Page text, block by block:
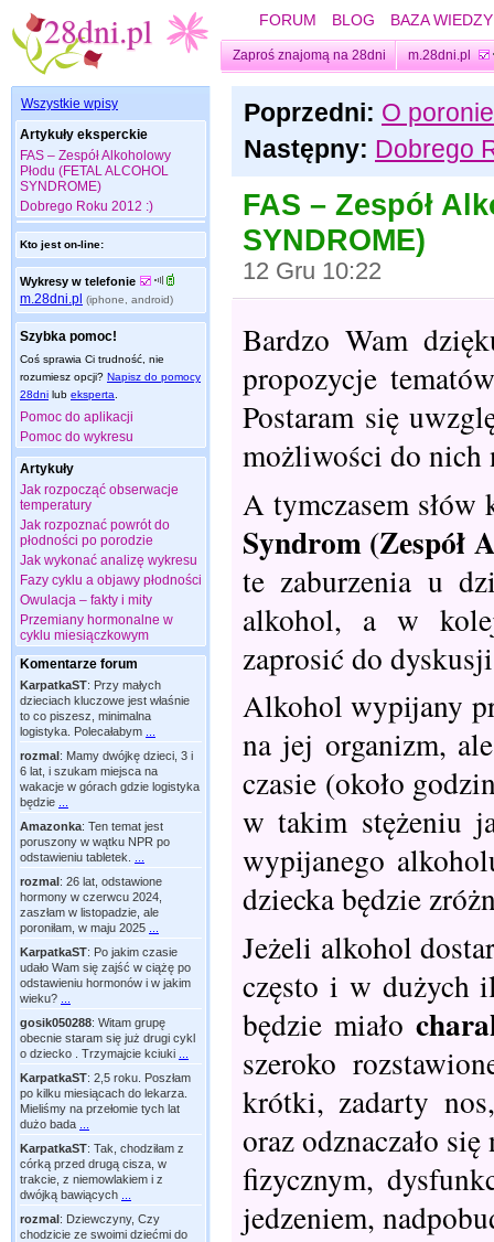
FORUM BLOG BAZA WIEDZY
Zaproś znajomą na 28dni m.28dni.pl
Wszystkie wpisy
Artykuły eksperckie
FAS – Zespół Alkoholowy
Płodu (FETAL ALCOHOL
SYNDROME)
Dobrego Roku 2012 :)
Kto jest on-line:
Wykresy w telefonie
m.28dni.pl (iphone, android)
Szybka pomoc!
Coś sprawia Ci trudność, nie
rozumiesz opcji? Napisz do pomocy
28dni lub eksperta
Pomoc do aplikacji
Pomoc do wykresu
Artykuły
Jak rozpocząć obserwacje
temperatury
Jak rozpoznać powrót do
płodności po porodzie
Jak wykonać analizę wykresu
Fazy cyklu a objawy płodności
Owulacja – fakty i mity
Przemiany hormonalne w
cyklu miesiączkowym
Komentarze forum
KarpatkaST: Przy małych
dzieciach kluczowe jest właśnie
to co piszesz, minimalna
logistyka. Polecałabym
rozmal: Mamy dwójkę dzieci, 3 i
6 lat, i szukam miejsca na
wakacje w górach gdzie logistyka
będzie
Amazonka: Ten temat jest
poruszony w wątku NPR po
odstawieniu tabletek.
rozmal: 26 lat, odstawione
hormony w czerwcu 2024,
zaszłam w listopadzie, ale
poroniłam, w maju 2025
KarpatkaST: Po jakim czasie
udało Wam się zajść w ciążę po
odstawieniu hormonów i w jakim
wieku?
gosik050288: Witam grupę
obecnie staram się już drugi cykl
o dziecko . Trzymajcie kciuki
KarpatkaST: 2,5 roku. Poszłam
po kilku miesiącach do lekarza.
Mieliśmy na przełomie tych lat
dużo bada
KarpatkaST: Tak, chodziłam z
córką przed drugą cisza, w
trakcie, z niemowlakiem i z
dwójką bawiących
rozmal: Dziewczyny, Czy
chodzicie ze swoimi dziećmi do
Poprzedni: O
Następny: Dobrego
FAS – Zespół
SYNDROME)
12 Gru 10:22
Bardzo Wam
propozycje
Postaram się
możliwości do nich
A tymczasem
Syndrom (Zespół
te zaburzenia u
alkohol, a w
zaprosić do
Alkohol wypijany
na jej organizm,
czasie (około
w takim stężeniu
wypijanego
dziecka będzie
Jeżeli alkohol
często i w dużych
będzie miało
szeroko
krótki, zadarty
oraz odznaczało
fizycznym,
jedzeniem,